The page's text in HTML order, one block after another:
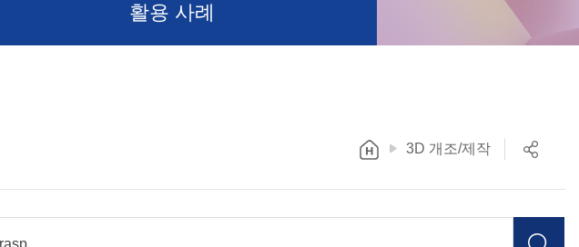
활용 사례
3D 개조/제작